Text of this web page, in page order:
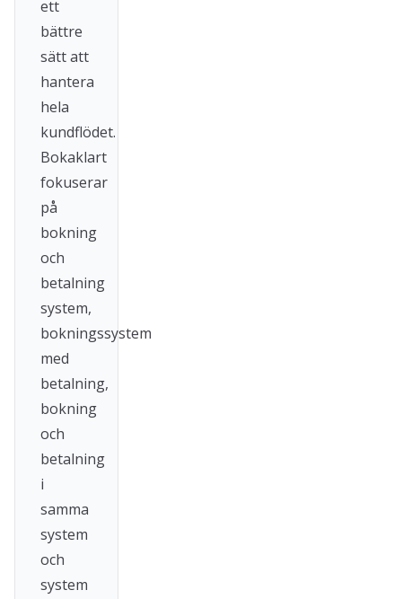
ett
bättre
sätt att
hantera
hela
kundflödet.
Bokaklart
fokuserar
på
bokning
och
betalning
system,
bokningssystem
med
betalning,
bokning
och
betalning
i
samma
system
och
system